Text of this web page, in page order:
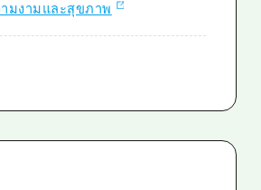
มงามและสุขภาพ